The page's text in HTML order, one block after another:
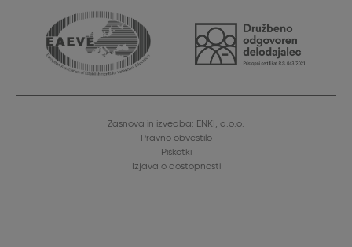
Zasnova in izvedba: ENKI, d.o.o.
Pravno obvestilo
Piškotki
Izjava o dostopnosti